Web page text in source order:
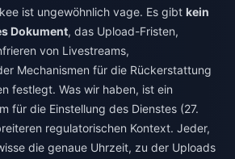
ist ungewöhnlich vage. Es gibt kein
Dokument, das Upload-Fristen,
von Livestreams,
Mechanismen für die Rückerstattung
festlegt. Was wir haben, ist ein
für die Einstellung des Dienstes (27.
regulatorischen Kontext. Jeder,
die genaue Uhrzeit, zu der Uploads